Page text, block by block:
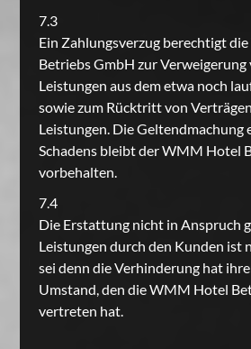
7.3
Ein Zahlungsverzug berechtigt
Betriebs GmbH zur
Leistungen aus dem etwa noch
sowie zum Rücktritt von
Leistungen. Die Geltendmachung
Schadens bleibt der WMM Hotel
vorbehalten.
7.4
Die Erstattung nicht in Anspruch
Leistungen durch den Kunden ist
sei denn die Verhinderung hat
Umstand, den die WMM Hotel
vertreten hat.